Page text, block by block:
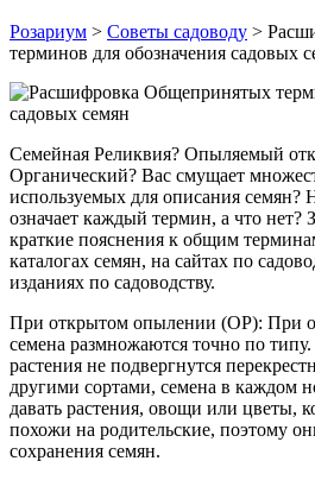
Розариум > Советы садоводу >
терминов для обозначения садовых
Семейная Реликвия? Опыляемый
Органический? Вас смущает
используемых для описания семян?
означает каждый термин, а что нет?
краткие пояснения к общим
каталогах семян, на сайтах по
изданиях по садоводству.
При открытом опылении (OP): При
семена размножаются точно по
растения не подвергнутся
другими сортами, семена в каждом
давать растения, овощи или цветы,
похожи на родительские, поэтому
сохранения семян.